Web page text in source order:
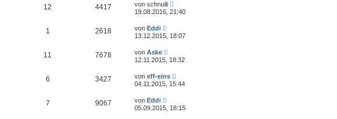
12 4417 von schnulli
19.08.2016, 21:40
1 2618 von Eddi
13.12.2015, 18:07
11 7678 von Aske
12.11.2015, 18:32
6 3427 von eff-eins
04.11.2015, 15:44
7 9067 von Eddi
05.09.2015, 18:15